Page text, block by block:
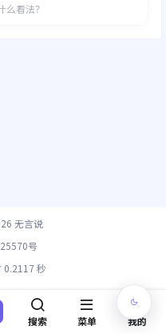
么看法？
无言说
号
0.2117 秒
搜索 菜单 我的